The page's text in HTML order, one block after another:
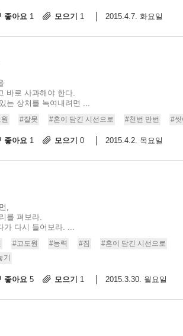
좋아요 1 모으기 1 2015.4.7. 화요일
바로 사과해야 한다.
는 상처를 녹여내려면 ...
#잘못 #혼이 담긴 시선으로 #천번 만번 #씻
좋아요 1 모으기 0 2015.4.2. 목요일
,
를 펴보라.
가 다시 들어보라. ...
#고도원 #능력 #짐
#혼이 담긴 시선으로
좋아요 5 모으기 1 2015.3.30. 월요일